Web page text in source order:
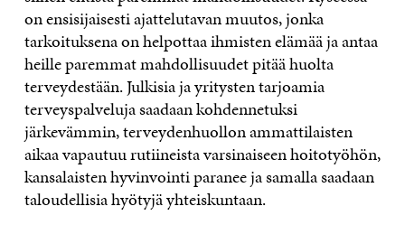
on ensisijaisesti ajattelutavan muutos, jonka
tarkoituksena on helpottaa ihmisten elämää ja antaa
heille paremmat mahdollisuudet pitää huolta
terveydestään. Julkisia ja yritysten tarjoamia
terveyspalveluja saadaan kohdennetuksi
järkevämmin, terveydenhuollon ammattilaisten
aikaa vapautuu rutiineista varsinaiseen hoitotyöhön,
kansalaisten hyvinvointi paranee ja samalla saadaan
taloudellisia hyötyjä yhteiskuntaan.